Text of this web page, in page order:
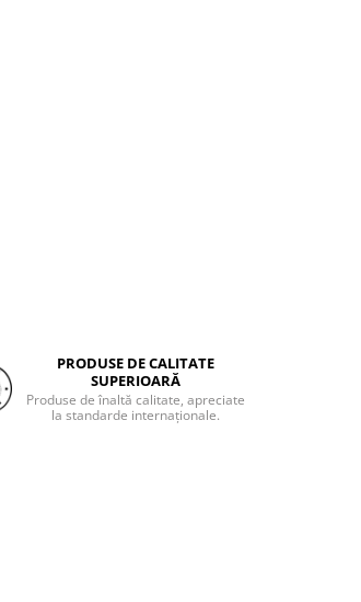
PRODUSE DE CALITATE
SUPERIOARĂ
Produse de înaltă calitate, apreciate
la standarde internaționale.